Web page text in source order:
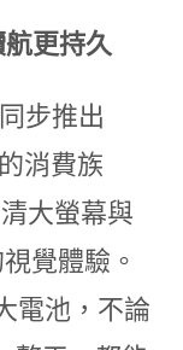
更持久
步推出
消費族
大螢幕與
覺體驗。
電池，不論